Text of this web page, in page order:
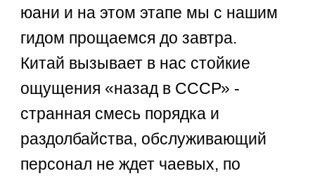
юани и на этом этапе мы с нашим
гидом прощаемся до завтра.
Китай вызывает в нас стойкие
ощущения «назад в СССР» -
странная смесь порядка и
раздолбайства, обслуживающий
персонал не ждет чаевых, по